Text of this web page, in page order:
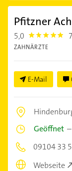
Pfitzner
5,0 5.0
ZAHNÄRZTE
E-Mail
Geöffnet –
09104 33
Webseite